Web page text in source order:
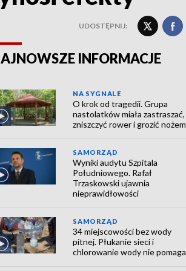
UDOSTĘPNIJ:
INFORMACJE
NA SYGNALE
O krok od tragedii. Grupa
nastolatków miała zastraszać,
zniszczyć rower i grozić nożem
SAMORZĄD
Wyniki audytu Szpitala
Południowego. Rafał
Trzaskowski ujawnia
nieprawidłowości
SAMORZĄD
34 miejscowości bez wody
pitnej. Płukanie sieci i
chlorowanie wody nie pomaga